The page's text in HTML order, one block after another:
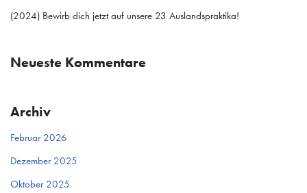
(2024) Bewirb dich jetzt auf unsere 23 Auslandspraktika!
Neueste Kommentare
Archiv
Februar 2026
Dezember 2025
Oktober 2025